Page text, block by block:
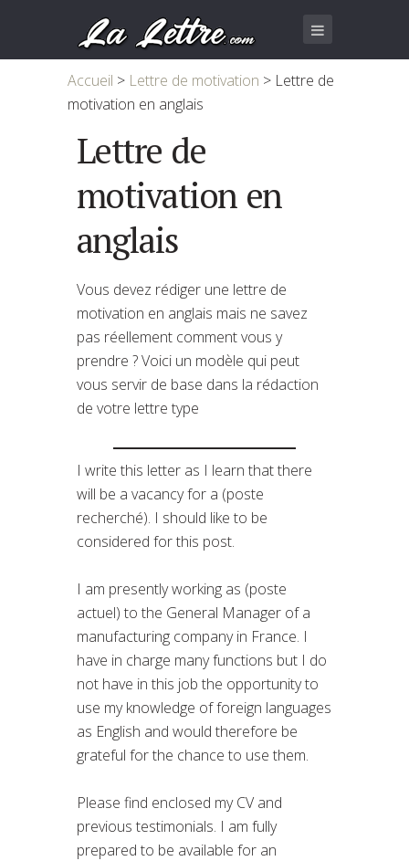
Accueil > Lettre de motivation > Lettre de
motivation en anglais
Lettre de
motivation en
anglais
Vous devez rédiger une lettre de
motivation en anglais mais ne savez
pas réellement comment vous y
prendre ? Voici un modèle qui peut
vous servir de base dans la rédaction
de votre lettre type
I write this letter as I learn that there
will be a vacancy for a (poste
recherché). I should like to be
considered for this post.
I am presently working as (poste
actuel) to the General Manager of a
manufacturing company in France. I
have in charge many functions but I do
not have in this job the opportunity to
use my knowledge of foreign languages
as English and would therefore be
grateful for the chance to use them.
Please find enclosed my CV and
previous testimonials. I am fully
prepared to be available for an